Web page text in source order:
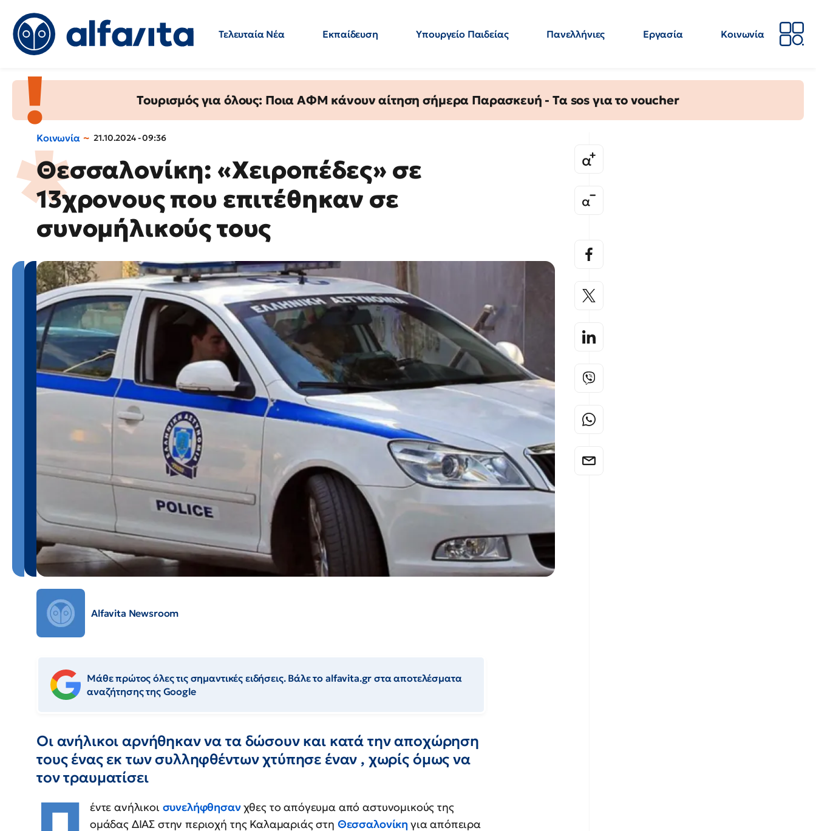
Τελευταία Νέα Εκπαίδευση Υπουργείο Παιδείας Πανελλήνιες Εργασία
Κοινωνία
Τουρισμός για όλους: Ποια ΑΦΜ κάνουν αίτηση σήμερα Παρασκευή - Τα sos για το voucher
Κοινωνία 21.10.2024 - 09:36
Θεσσαλονίκη: «Χειροπέδες» σε
13χρονους που επιτέθηκαν σε
συνομήλικούς τους
Alfavita Newsroom
Μάθε πρώτος όλες τις σημαντικές ειδήσεις. Βάλε το alfavita.gr στα αποτελέσματα
αναζήτησης της Google
Οι ανήλικοι αρνήθηκαν να τα δώσουν και κατά την αποχώρηση
τους ένας εκ των συλληφθέντων χτύπησε έναν , χωρίς όμως να
τον τραυματίσει
έντε ανήλικοι συνελήφθησανχθες το απόγευμα από αστυνομικούς της
ομάδας ΔΙΑΣ στην περιοχή της Καλαμαριάς στη Θεσσαλονίκη για απόπειρα